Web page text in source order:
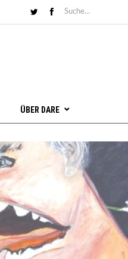
ÜBER DARE